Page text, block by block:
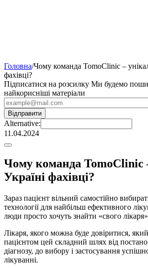
Головна/Чому команда TomoClinic –
фахівці?
Підписатися на розсилку Ми будемо
найкорисніші матеріали
Alternative:
11.04.2024
Чому команда TomoClinic
Україні фахівці?
Зараз пацієнт вільний самостійно
технології для найбільш ефективного
люди просто хочуть знайти «свого
Лікаря, якого можна буде довіритися,
пацієнтом цей складний шлях від
діагнозу, до вибору і застосування
лікуванні.